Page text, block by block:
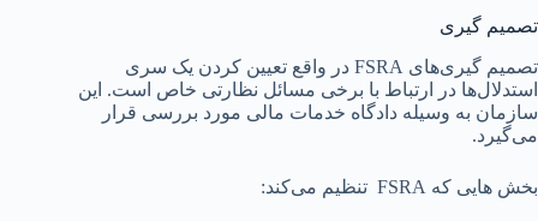
تصمیم گیری
تصمیم گیری‌های FSRA در واقع تعیین کردن یک سری
استدلال‌ها در ارتباط با برخی مسائل نظارتی خاص است. این
سازمان به وسیله دادگاه خدمات مالی مورد بررسی قرار
می‌گیرد.
بخش هایی که FSRA تنظیم می‌کند: